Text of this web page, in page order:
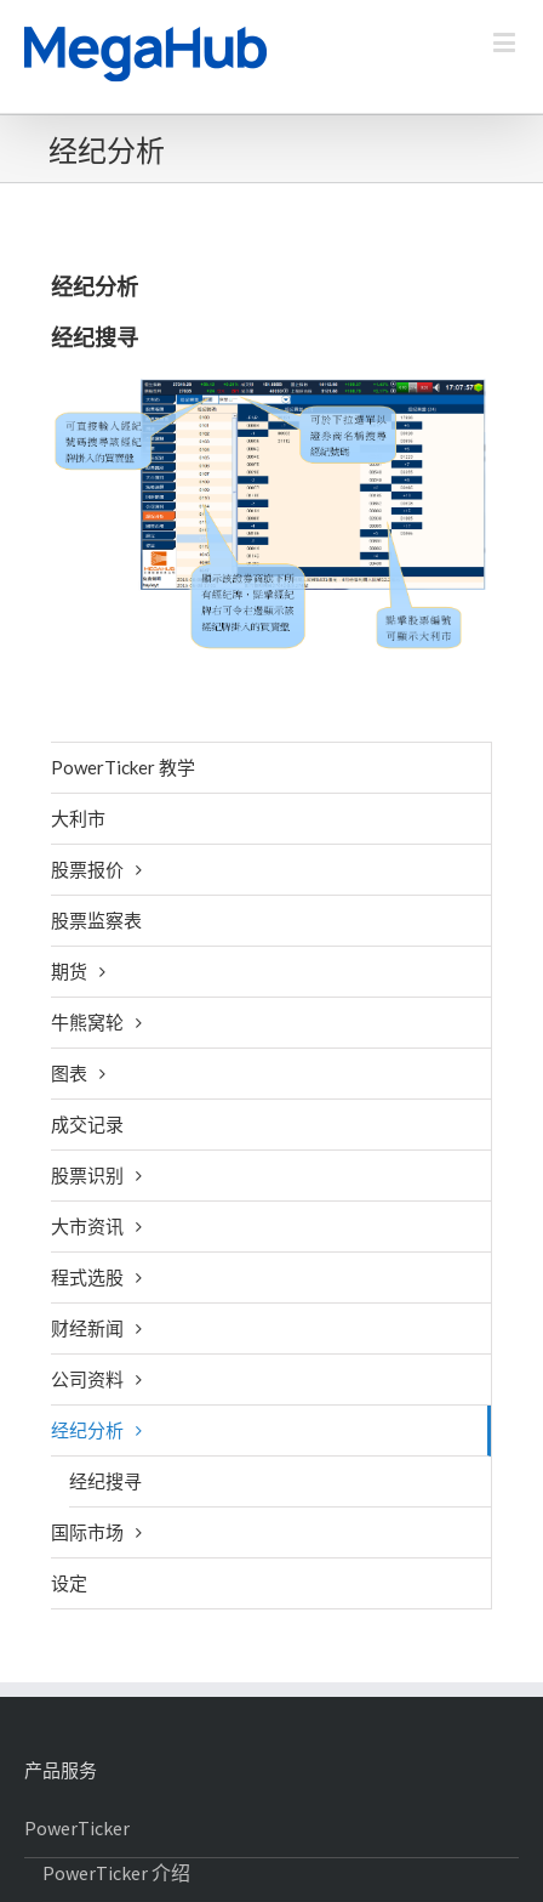
经纪分析
经纪分析
经纪搜寻
PowerTicker 教学
大利市
股票报价
股票监察表
期货
牛熊窝轮
图表
成交记录
股票识别
大市资讯
程式选股
财经新闻
公司资料
经纪分析
经纪搜寻
国际市场
设定
产品服务
PowerTicker
PowerTicker 介绍